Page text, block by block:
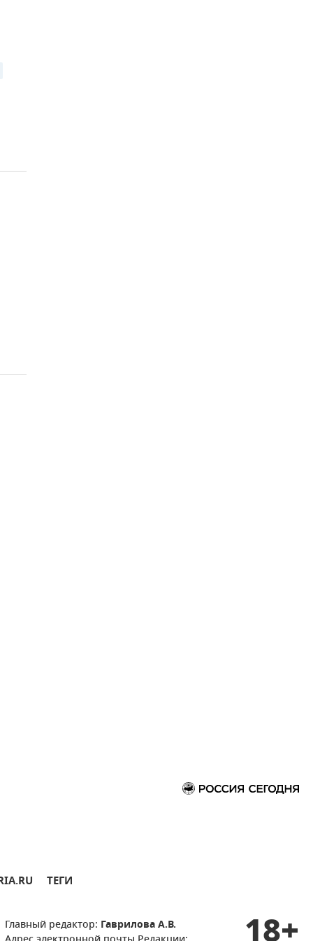
ТЕГИ
Главный редактор: Гаврилова А.В.